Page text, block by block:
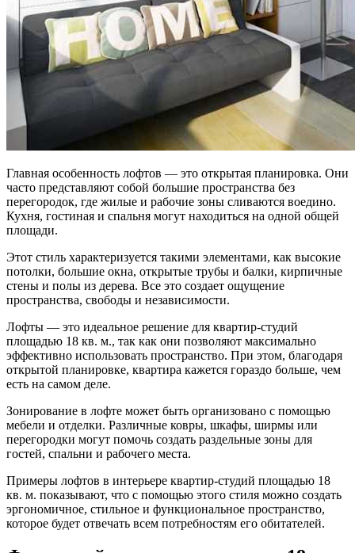
Главная особенность лофтов — это открытая планировка. Они
часто представляют собой большие пространства без
перегородок, где жилые и рабочие зоны сливаются воедино.
Кухня, гостиная и спальня могут находиться на одной общей
площади.
Этот стиль характеризуется такими элементами, как высокие
потолки, большие окна, открытые трубы и балки, кирпичные
стены и полы из дерева. Все это создает ощущение
пространства, свободы и независимости.
Лофты — это идеальное решение для квартир-студий
площадью 18 кв. м., так как они позволяют максимально
эффективно использовать пространство. При этом, благодаря
открытой планировке, квартира кажется гораздо больше, чем
есть на самом деле.
Зонирование в лофте может быть организовано с помощью
мебели и отделки. Различные ковры, шкафы, ширмы или
перегородки могут помочь создать раздельные зоны для
гостей, спальни и рабочего места.
Примеры лофтов в интерьере квартир-студий площадью 18
кв. м. показывают, что с помощью этого стиля можно создать
эргономичное, стильное и функциональное пространство,
которое будет отвечать всем потребностям его обитателей.